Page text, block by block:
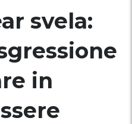
svela:
in